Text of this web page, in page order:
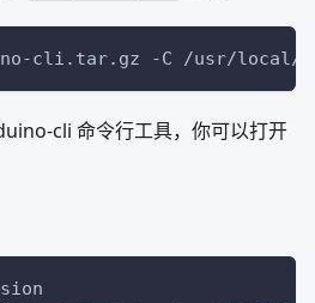
cli.tar.gz -C /usr/local/
cli 命令行工具，你可以打开